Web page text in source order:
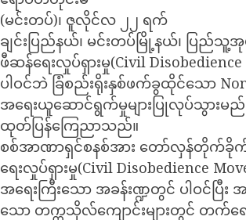
(မင်းတပ်)၊ ဇူလိုင်လ ၂၂ ရက်
ချင်းပြည်နယ်၊ မင်းတပ်မြို့နယ်၊ ပြည်
ဖီဆန်ရေးလှုပ်ရှားမှု(Civil
ပါဝင်ဘဲ ခြံစည်းရိုးနှစ်ဖက်ခွထိုင်သော
အရေးယူဆောင်ရွက်မှုများပြုလုပ်သွား
ထုတ်ပြန်ကြေညာသည်။
စစ်အာဏာရှင်စနစ်အား တော်လှန်တိုက်
ရေးလှုပ်ရှားမှု(Civil Disobedience
အရေးကြီးသော အခန်းဏ္ဍတွင် ပါဝင်ပြီ
သော တက္ကသိုလ်ကျောင်းများတွင် တက်ရ